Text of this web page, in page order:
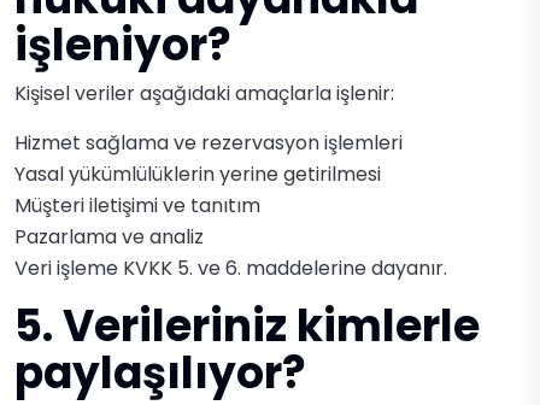
işleniyor?
Kişisel veriler aşağıdaki amaçlarla işlenir:
Hizmet sağlama ve rezervasyon işlemleri
Yasal yükümlülüklerin yerine getirilmesi
Müşteri iletişimi ve tanıtım
Pazarlama ve analiz
Veri işleme KVKK 5. ve 6. maddelerine dayanır.
5. Verileriniz kimlerle
paylaşılıyor?